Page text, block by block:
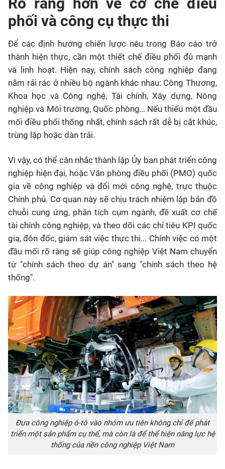
phối và công cụ thực thi
Để các định hướng chiến lược nêu trong Báo cáo trở
thành hiện thực, cần một thiết chế điều phối đủ mạnh
và linh hoạt. Hiện nay, chính sách công nghiệp đang
nằm rải rác ở nhiều bộ ngành khác nhau: Công Thương,
Khoa học và Công nghệ, Tài chính, Xây dựng, Nông
nghiệp và Môi trường, Quốc phòng… Nếu thiếu một đầu
mối điều phối thống nhất, chính sách rất dễ bị cắt khúc,
trùng lặp hoặc dàn trải.
Vì vậy, có thể cân nhắc thành lập Ủy ban phát triển công
nghiệp hiện đại, hoặc Văn phòng điều phối (PMO) quốc
gia về công nghiệp và đổi mới công nghệ, trực thuộc
Chính phủ. Cơ quan này sẽ chịu trách nhiệm lập bản đồ
chuỗi cung ứng, phân tích cụm ngành, đề xuất cơ chế
tài chính công nghiệp, và theo dõi các chỉ tiêu KPI quốc
gia, đôn đốc, giám sát việc thực thi... Chính việc có một
đầu mối rõ ràng sẽ giúp công nghiệp Việt Nam chuyển
từ "chính sách theo dự án" sang "chính sách theo hệ
thống".
Đưa công nghiệp ô-tô vào nhóm ưu tiên không chỉ để phát
triển một sản phẩm cụ thể, mà còn là để thể hiện năng lực hệ
thống của nền công nghiệp Việt Nam